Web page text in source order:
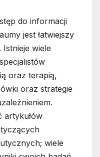
do informacji
jest łatwiejszy
wiele
oraz terapią,
oraz strategie
artykułów
wiele